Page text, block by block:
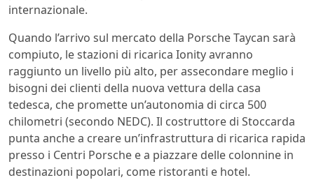
internazionale.
Quando l’arrivo sul mercato della Porsche Taycan sarà
compiuto, le stazioni di ricarica Ionity avranno
raggiunto un livello più alto, per assecondare meglio i
bisogni dei clienti della nuova vettura della casa
tedesca, che promette un’autonomia di circa 500
chilometri (secondo NEDC). Il costruttore di Stoccarda
punta anche a creare un’infrastruttura di ricarica rapida
presso i Centri Porsche e a piazzare delle colonnine in
destinazioni popolari, come ristoranti e hotel.